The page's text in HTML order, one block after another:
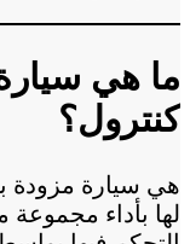
ما هي
كنترول؟
هي سيارة مزودة
لها بأداء مجموعة